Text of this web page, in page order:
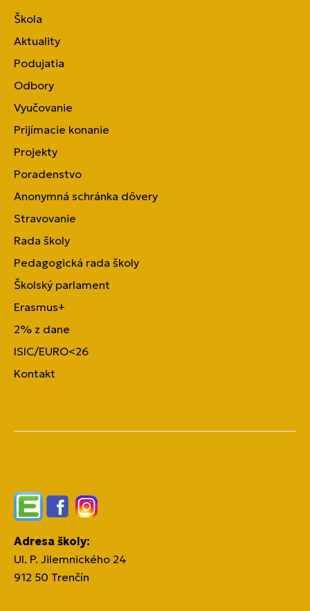
Škola
Aktuality
Podujatia
Odbory
Vyučovanie
Prijímacie konanie
Projekty
Poradenstvo
Anonymná schránka dôvery
Stravovanie
Rada školy
Pedagogická rada školy
Školský parlament
Erasmus+
2% z dane
ISIC/EURO<26
Kontakt
EdupageFacebookInstagram
Adresa školy:
Ul. P. Jilemnického 24
912 50 Trenčín